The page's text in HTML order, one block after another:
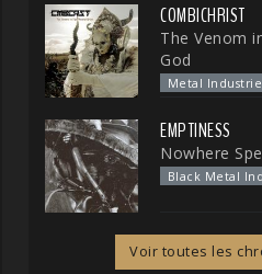
COMBICHRIST
The Venom
God
Metal
EMPTINESS
Nowhere
Black Metal
Voir toutes les